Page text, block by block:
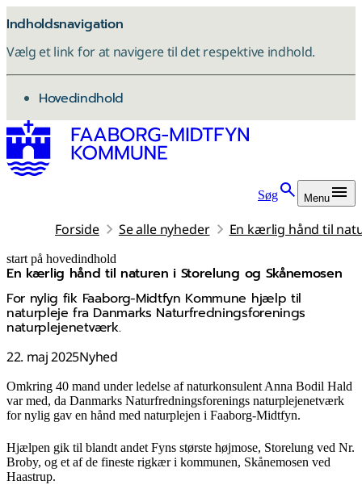
Indholdsnavigation
Vælg et link for at navigere til det respektive indhold.
gå til
Hovedindhold
Søg Menu
Forside Se alle nyheder En kærlig hånd til
start på hovedindhold
En kærlig hånd til naturen i Storelung og Skånemosen
For nylig fik Faaborg-Midtfyn Kommune hjælp til
naturpleje fra Danmarks Naturfredningsforenings
naturplejenetværk.
22. maj 2025Nyhed
senest opdateret 3. november 2025
Omkring 40 mand under ledelse af naturkonsulent Anna Bodil Hald
var med, da Danmarks Naturfredningsforenings naturplejenetværk
for nylig gav en hånd med naturplejen i Faaborg-Midtfyn.
Hjælpen gik til blandt andet Fyns største højmose, Storelung ved Nr.
Broby, og et af de fineste rigkær i kommunen, Skånemosen ved
Haastrup.